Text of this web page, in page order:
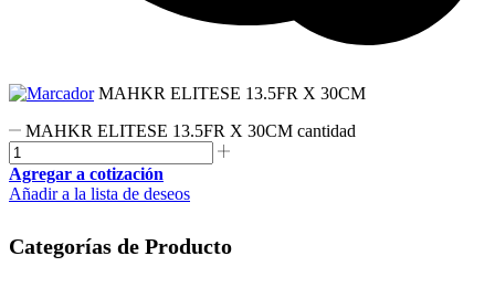
MAHKR ELITESE 13.5FR X 30CM
MAHKR ELITESE 13.5FR X 30CM cantidad
Agregar a cotización
Añadir a la lista de deseos
Categorías de Producto